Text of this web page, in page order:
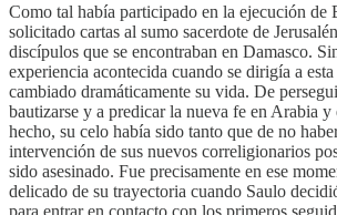
Como tal había participado en la ejecución de
solicitado cartas al sumo sacerdote de
discípulos que se encontraban en Damasco.
experiencia acontecida cuando se dirigía a
cambiado dramáticamente su vida. De
bautizarse y a predicar la nueva fe en Arabia
hecho, su celo había sido tanto que de no
intervención de sus nuevos correligionarios
sido asesinado. Fue precisamente en ese
delicado de su trayectoria cuando Saulo
para entrar en contacto con los primeros